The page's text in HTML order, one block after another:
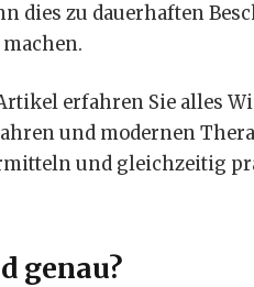
dies zu dauerhaften
erfahren Sie alles
und modernen
und gleichzeitig
genau?